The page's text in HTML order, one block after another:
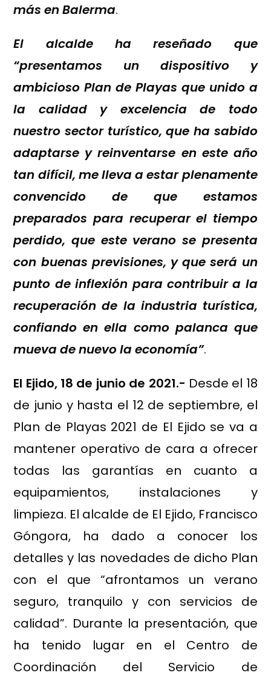
más en Balerma.
El alcalde ha reseñado que
“presentamos un dispositivo y
ambicioso Plan de Playas que unido a
la calidad y excelencia de todo
nuestro sector turístico, que ha sabido
adaptarse y reinventarse en este año
tan difícil, me lleva a estar plenamente
convencido de que estamos
preparados para recuperar el tiempo
perdido, que este verano se presenta
con buenas previsiones, y que será un
punto de inflexión para contribuir a la
recuperación de la industria turística,
confiando en ella como palanca que
mueva de nuevo la economía”.
El Ejido, 18 de junio de 2021.- Desde el 18
de junio y hasta el 12 de septiembre, el
Plan de Playas 2021 de El Ejido se va a
mantener operativo de cara a ofrecer
todas las garantías en cuanto a
equipamientos, instalaciones y
limpieza. El alcalde de El Ejido, Francisco
Góngora, ha dado a conocer los
detalles y las novedades de dicho Plan
con el que “afrontamos un verano
seguro, tranquilo y con servicios de
calidad”. Durante la presentación, que
ha tenido lugar en el Centro de
Coordinación del Servicio de